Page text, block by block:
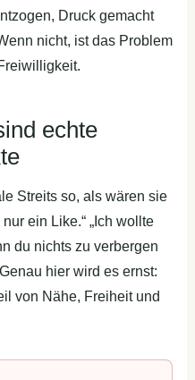
Druck gemacht
nicht, ist das Problem
echte
Streits so, als wären sie
ein Like.“ „Ich wollte
du nichts zu verbergen
hier wird es ernst:
von Nähe, Freiheit und